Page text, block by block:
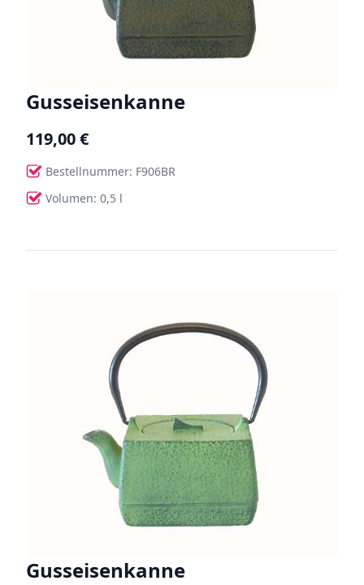
Gusseisenkanne
119,00 €
Bestellnummer: F906BR
Volumen: 0,5 l
Gusseisenkanne